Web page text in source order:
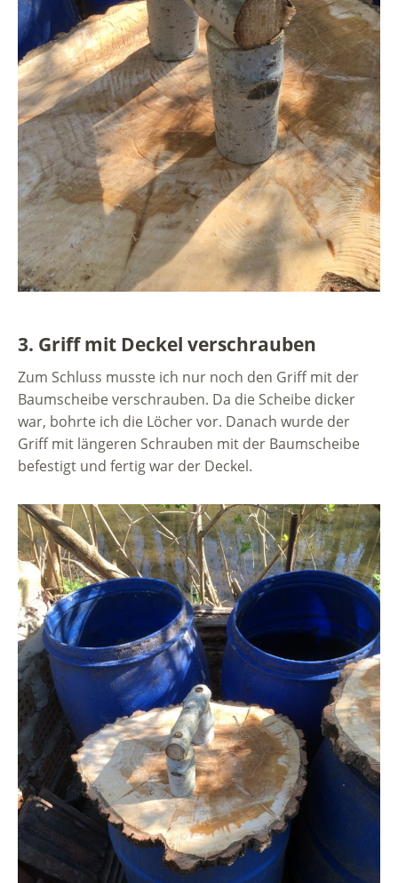
3. Griff mit Deckel verschrauben
Zum Schluss musste ich nur noch den Griff mit der
Baumscheibe verschrauben. Da die Scheibe dicker
war, bohrte ich die Löcher vor. Danach wurde der
Griff mit längeren Schrauben mit der Baumscheibe
befestigt und fertig war der Deckel.